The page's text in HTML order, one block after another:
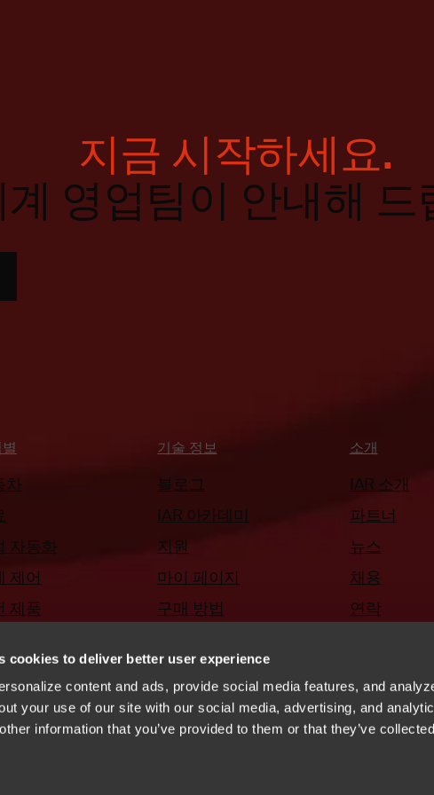
cookies to deliver better user experience
content and ads, provide social media features, and
your use of our site with our social media, advertising, and
information that you’ve provided to them or that they’ve
지금 시작하세요.
계 영업팀이 안내해 드
차
자동화
제어
제품
기술 정보
블로그
IAR 아카데미
지원
마이 페이지
구매 방법
소개
IAR 소개
파트너
뉴스
채용
연락